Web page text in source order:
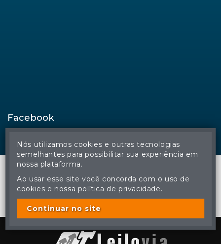
Facebook
© Regina Aude Leilões - Todos os direitos reservados
A cópia ou reprodução não autorizada do conteúdo deste site
poderá acarretar em penas previstas em lei.
Nós utilizamos cookies e outras tecnologias
semelhantes para possibilitar sua experiência em
nossa plataforma.
Ao usar esse site você concorda com o uso de
cookies e nossa política de privacidade.
Continuar no site